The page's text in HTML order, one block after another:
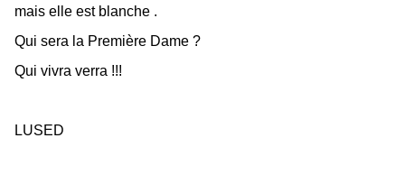
mais elle est blanche .
Qui sera la Première Dame ?
Qui vivra verra !!!
LUSED